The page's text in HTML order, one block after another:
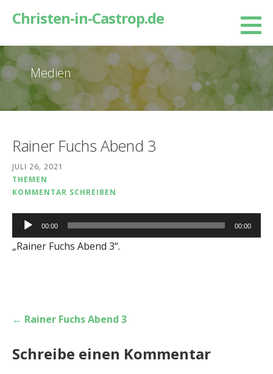
InhaltChristen-in-Castrop.de
Medien
Rainer Fuchs Abend 3
JULI 26, 2021
THEMEN
KOMMENTAR SCHREIBEN
Audio-
Player
00:00 00:00
„Rainer Fuchs Abend 3“.
Beitragsnavigation
← Rainer Fuchs Abend 3
Schreibe einen Kommentar